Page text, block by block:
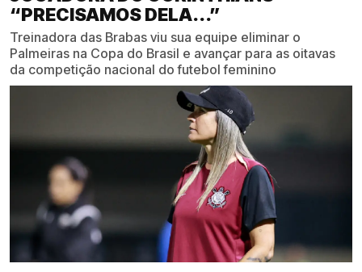
“PRECISAMOS DELA...”
Treinadora das Brabas viu sua equipe eliminar o
Palmeiras na Copa do Brasil e avançar para as oitavas
da competição nacional do futebol feminino